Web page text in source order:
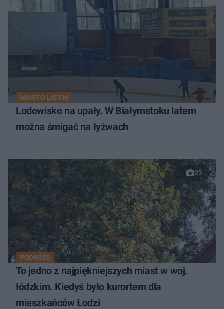
MIASTO LATEM
Lodowisko na upały. W Białymstoku latem
można śmigać na łyżwach
23
PODRÓŻE
To jedno z najpiękniejszych miast w woj.
łódzkim. Kiedyś było kurortem dla
mieszkańców Łodzi